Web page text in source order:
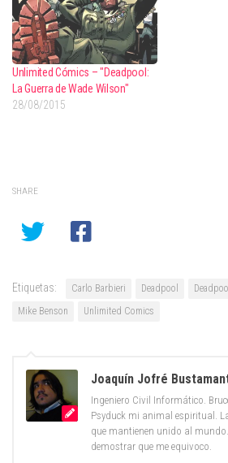
Unlimited Cómics – "Deadpool:
La Guerra de Wade Wilson"
28/08/2015
SHARE
Etiquetas: Carlo Barbieri Deadpool
Mike Benson
Unlimited Comics
Joaquín Jofré
Ingeniero Civil Informático.
Psyduck mi animal espiritual.
que mantienen unido al
demostrar que me equivoco.